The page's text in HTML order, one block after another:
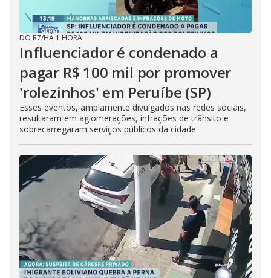
DO R7/HÁ 1 HORA
Influenciador é condenado a
pagar R$ 100 mil por promover
'rolezinhos' em Peruíbe (SP)
Esses eventos, amplamente divulgados nas redes sociais,
resultaram em aglomerações, infrações de trânsito e
sobrecarregaram serviços públicos da cidade